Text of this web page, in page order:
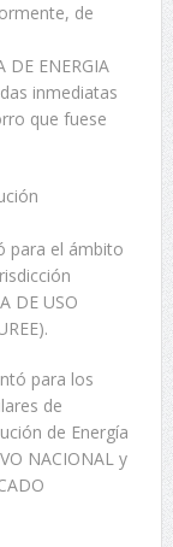
de
DE ENERGIA
inmediatas
que fuese
para el ámbito
DE USO
para los
de
de Energía
NACIONAL y